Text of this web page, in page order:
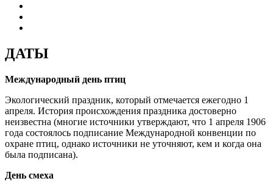
ДАТЫ
Международный день птиц
Экологический праздник, который отмечается ежегодно 1
апреля. История происхождения праздника достоверно
неизвестна (многие источники утверждают, что 1 апреля 1906
года состоялось подписание Международной конвенции по
охране птиц, однако источники не уточняют, кем и когда она
была подписана).
День смеха